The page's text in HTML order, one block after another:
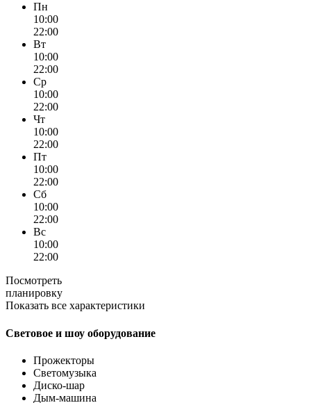
Пн
10:00
22:00
Вт
10:00
22:00
Ср
10:00
22:00
Чт
10:00
22:00
Пт
10:00
22:00
Сб
10:00
22:00
Вс
10:00
22:00
Посмотреть
планировку
Показать все характеристики
Световое и шоу оборудование
Прожекторы
Светомузыка
Диско-шар
Дым-машина